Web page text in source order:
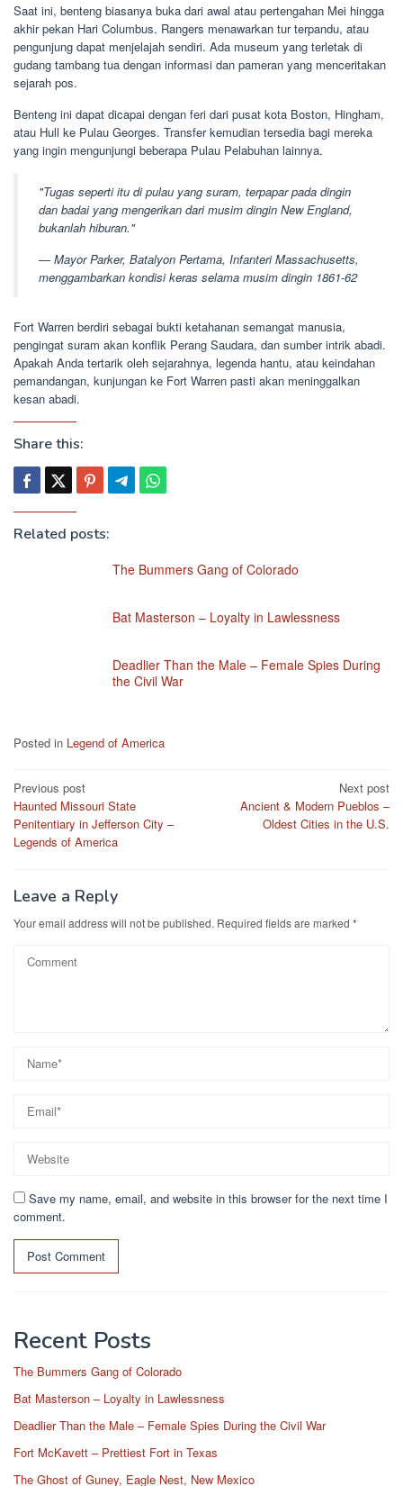
Saat ini, benteng biasanya buka dari awal atau pertengahan Mei hingga
akhir pekan Hari Columbus. Rangers menawarkan tur terpandu, atau
pengunjung dapat menjelajah sendiri. Ada museum yang terletak di
gudang tambang tua dengan informasi dan pameran yang menceritakan
sejarah pos.
Benteng ini dapat dicapai dengan feri dari pusat kota Boston, Hingham,
atau Hull ke Pulau Georges. Transfer kemudian tersedia bagi mereka
yang ingin mengunjungi beberapa Pulau Pelabuhan lainnya.
"Tugas seperti itu di pulau yang suram, terpapar pada dingin
dan badai yang mengerikan dari musim dingin New England,
bukanlah hiburan."
— Mayor Parker, Batalyon Pertama, Infanteri Massachusetts,
menggambarkan kondisi keras selama musim dingin 1861-62
Fort Warren berdiri sebagai bukti ketahanan semangat manusia,
pengingat suram akan konflik Perang Saudara, dan sumber intrik abadi.
Apakah Anda tertarik oleh sejarahnya, legenda hantu, atau keindahan
pemandangan, kunjungan ke Fort Warren pasti akan meninggalkan
kesan abadi.
Share this:
Related posts:
The Bummers Gang of Colorado
Bat Masterson – Loyalty in Lawlessness
Deadlier Than the Male – Female Spies During
the Civil War
Posted in Legend of America
Post
navigation
Previous post
Haunted Missouri State
Penitentiary in Jefferson City –
Legends of America
Next post
Ancient & Modern Pueblos –
Oldest Cities in the U.S.
Leave a Reply
Your email address will not be published. Required fields are marked *
Save my name, email, and website in this browser for the next time I
comment.
Recent Posts
The Bummers Gang of Colorado
Bat Masterson – Loyalty in Lawlessness
Deadlier Than the Male – Female Spies During the Civil War
Fort McKavett – Prettiest Fort in Texas
The Ghost of Guney, Eagle Nest, New Mexico